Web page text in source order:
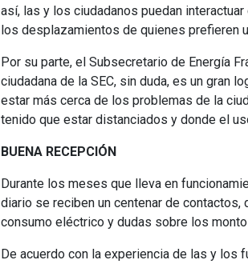
así, las y los ciudadanos puedan
los desplazamientos de quienes prefieren
Por su parte, el Subsecretario de Energía
ciudadana de la SEC, sin duda, es un gran
estar más cerca de los problemas de la
tenido que estar distanciados y donde el
BUENA RECEPCIÓN
Durante los meses que lleva en
diario se reciben un centenar de
consumo eléctrico y dudas sobre los
De acuerdo con la experiencia de las y los